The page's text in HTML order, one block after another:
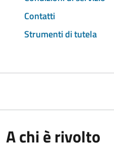
Contatti
Strumenti di tutela
A chi è rivolto